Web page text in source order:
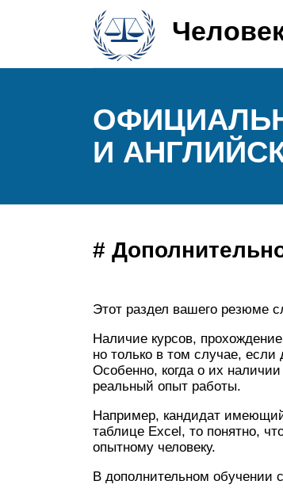
И
#
Этот раздел вашего резюме
Наличие курсов,
но только в том случае, если
Особенно, когда о их
реальный опыт работы.
Например, кандидат
таблице Excel, то понятно,
опытному человеку.
В дополнительном обучении